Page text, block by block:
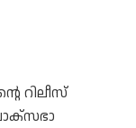
റിലീസ്